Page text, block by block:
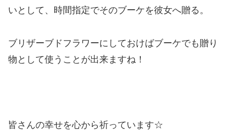
いとして、時間指定でそのブーケを彼女へ贈る。
ブリザーブドフラワーにしておけばブーケでも贈り
物として使うことが出来ますね！
皆さんの幸せを心から祈っています☆